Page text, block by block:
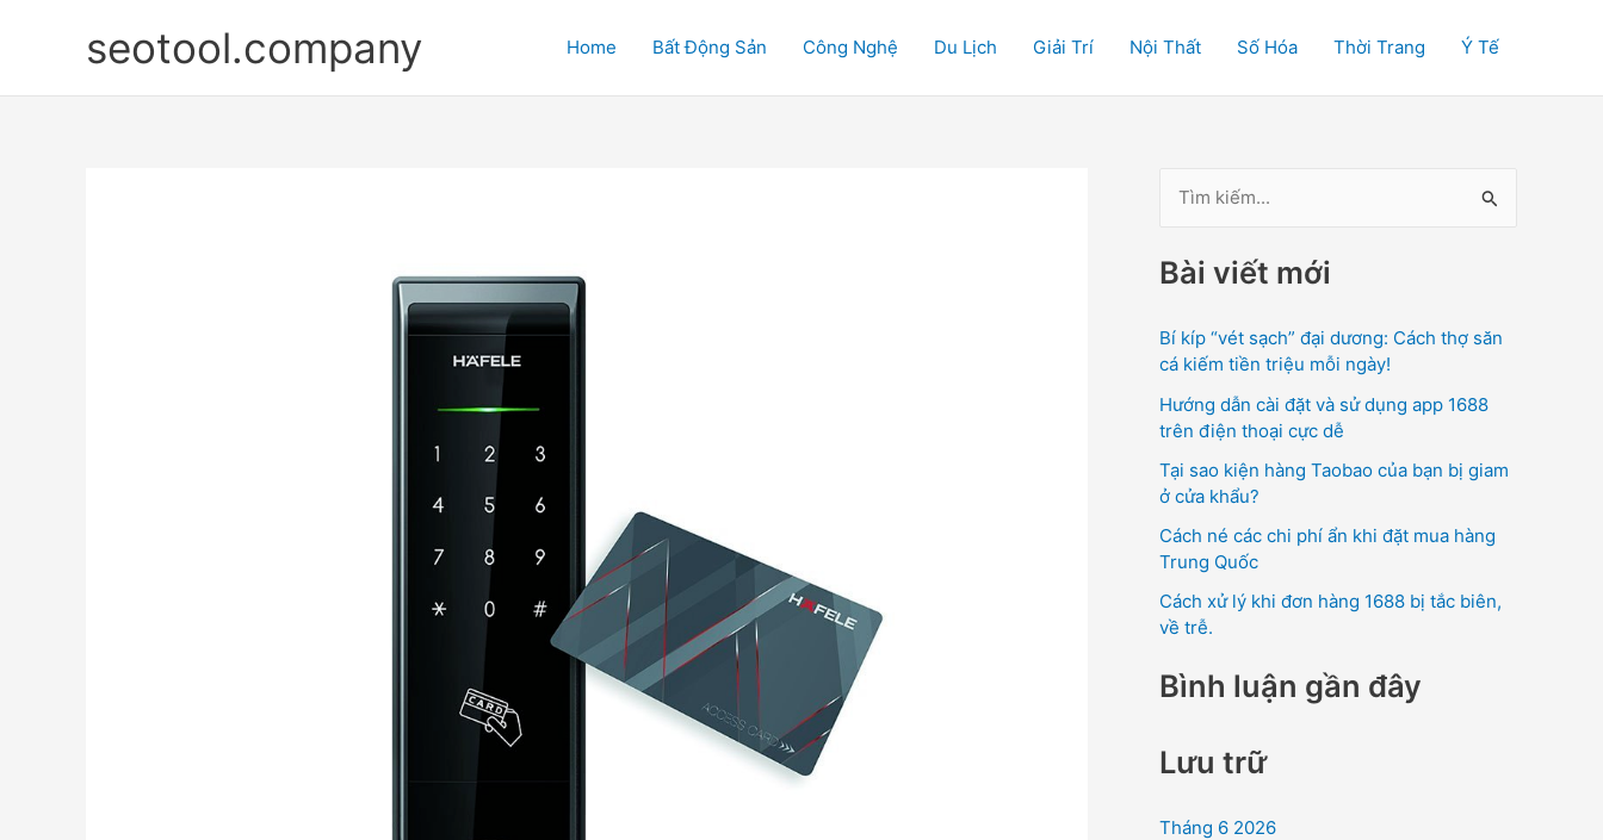
dung
seotool.company Home Bất Động Sản Công Nghệ Du Lịch Giải Trí Nội Thất Số Hóa Thời Trang Ý Tế
m
i
m
Bài viết mới
Bí kíp “vét sạch” đại dương: Cách thợ săn
cá kiếm tiền triệu mỗi ngày!
Hướng dẫn cài đặt và sử dụng app 1688
trên điện thoại cực dễ
Tại sao kiện hàng Taobao của bạn bị giam
ở cửa khẩu?
Cách né các chi phí ẩn khi đặt mua hàng
Trung Quốc
Cách xử lý khi đơn hàng 1688 bị tắc biên,
về trễ.
Bình luận gần đây
Lưu trữ
Tháng 6 2026